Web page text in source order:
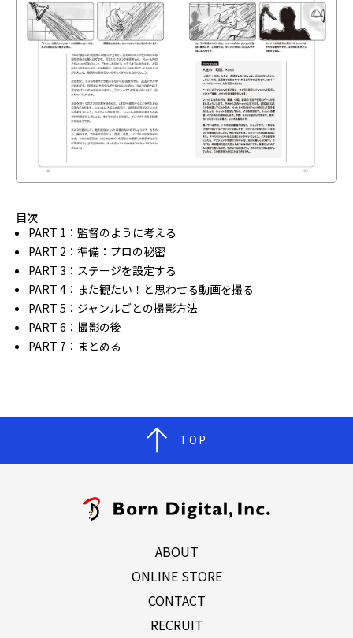
目次
PART 1：監督のように考える
PART 2：準備：プロの秘密
PART 3：ステージを設定する
PART 4：また観たい！と思わせる動画を撮る
PART 5：ジャンルごとの撮影方法
PART 6：撮影の後
PART 7：まとめる
TOP
ABOUT
ONLINE STORE
CONTACT
RECRUIT